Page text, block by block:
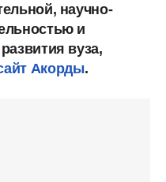
научно-
и
вуза,
Акорды.